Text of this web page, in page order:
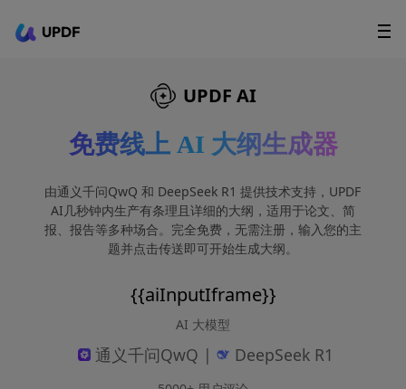
UPDF
AI Agents
升级会员
UPDF AI
免费线上 AI 大纲生成器
由通义千问QwQ 和 DeepSeek R1 提供技术支持，UPDF
AI几秒钟内生产有条理且详细的大纲，适用于论文、简
报、报告等多种场合。完全免费，无需注册，输入您的主
题并点击传送即可开始生成大纲。
{{aiInputIframe}}
AI 大模型